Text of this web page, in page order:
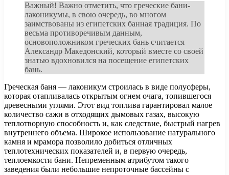
Важный! Важно отметить, что греческие бани-
лаконикумы, в свою очередь, во многом
заимствованы из египетских банная традиция. По
весьма противоречивым данным,
основоположником греческих бань считается
Александр Македонский, который вместе со своей
знатью вдохновился на посещение египетских
бань.
Греческая баня — лаконикум строилась в виде полусферы,
которая отапливалась открытым огнем очага, топившегося
древесными углями. Этот вид топлива гарантировал малое
количество сажи в отходящих дымовых газах, высокую
теплотворную способность и, как следствие, быстрый нагрев
внутреннего объема. Широкое использование натурального
камня и мрамора позволило добиться отличных
теплотехнических показателей и, в первую очередь,
теплоемкости бани. Непременным атрибутом такого
заведения были небольшие непроточные бассейны с